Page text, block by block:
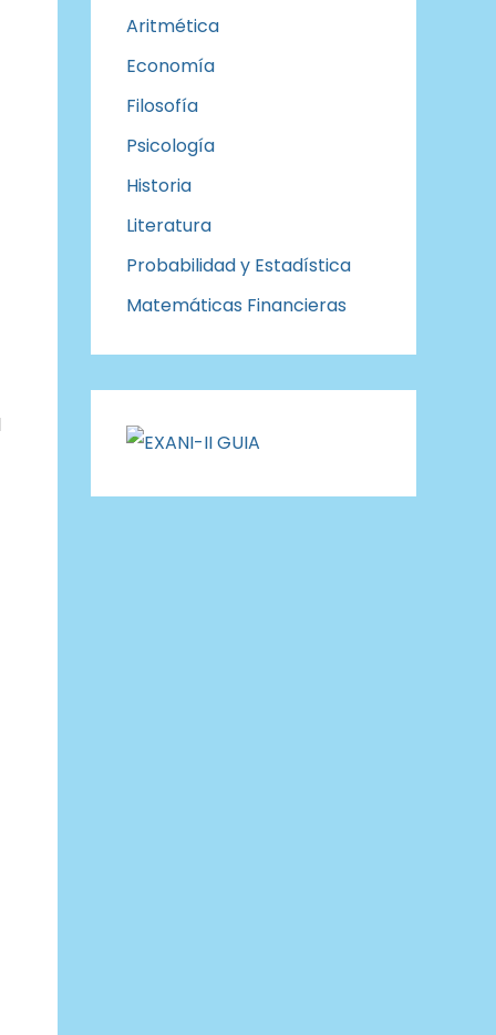
Aritmética
Economía
Filosofía
Psicología
Historia
Literatura
Probabilidad y Estadística
Matemáticas Financieras